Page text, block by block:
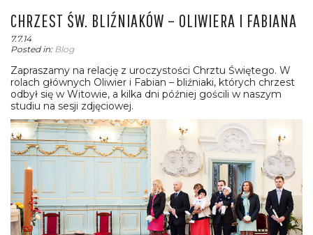
CHRZEST ŚW. BLIŹNIAKÓW – OLIWIERA I FABIANA
7.7.14
Posted in: Blog
Zapraszamy na relację z uroczystości Chrztu Świętego. W
rolach głównych Oliwier i Fabian – bliźniaki, których chrzest
odbył się w Witowie, a kilka dni później gościli w naszym
studiu na sesji zdjęciowej.